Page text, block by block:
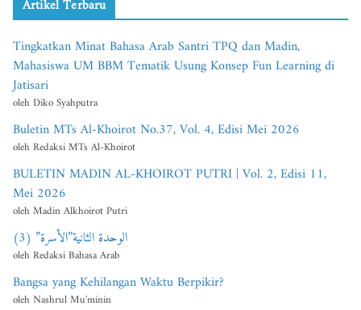
Artikel Terbaru
Tingkatkan Minat Bahasa Arab Santri TPQ dan Madin,
Mahasiswa UM BBM Tematik Usung Konsep Fun Learning di
Jatisari
oleh Diko Syahputra
Buletin MTs Al-Khoirot No.37, Vol. 4, Edisi Mei 2026
oleh Redaksi MTs Al-Khoirot
BULETIN MADIN AL-KHOIROT PUTRI | Vol. 2, Edisi 11,
Mei 2026
oleh Madin Alkhoirot Putri
الوحدة الثانية”الأسرة” (3)
oleh Redaksi Bahasa Arab
Bangsa yang Kehilangan Waktu Berpikir?
oleh Nashrul Mu'minin